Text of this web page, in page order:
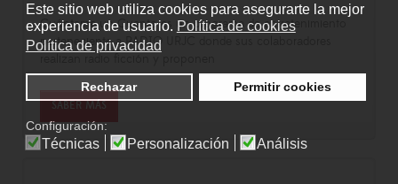
Este sitio web utiliza cookies para asegurarte la mejor
experiencia de usuario. Política de cookies
Política de privacidad
Rechazar Permitir cookies
Configuración:
Técnicas Personalización Análisis
Cuéntame un Cuento es un programa de entretenimiento
perteneciente a RADIO URJC donde sus colaboradores
SABER MÁS